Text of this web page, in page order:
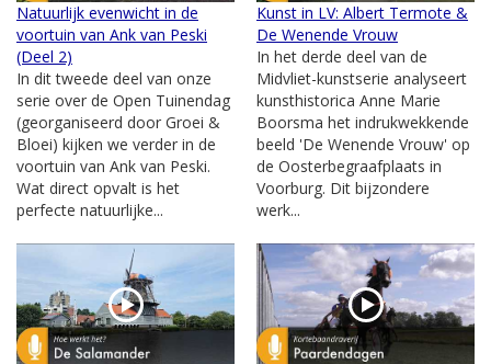
Natuurlijk evenwicht in de
voortuin van Ank van Peski
(Deel 2)
In dit tweede deel van onze
serie over de Open Tuinendag
(georganiseerd door Groei &
Bloei) kijken we verder in de
voortuin van Ank van Peski.
Wat direct opvalt is het
perfecte natuurlijke...
Kunst in LV: Albert Termote &
De Wenende Vrouw
In het derde deel van de
Midvliet-kunstserie analyseert
kunsthistorica Anne Marie
Boorsma het indrukwekkende
beeld 'De Wenende Vrouw' op
de Oosterbegraafplaats in
Voorburg. Dit bijzondere
werk...